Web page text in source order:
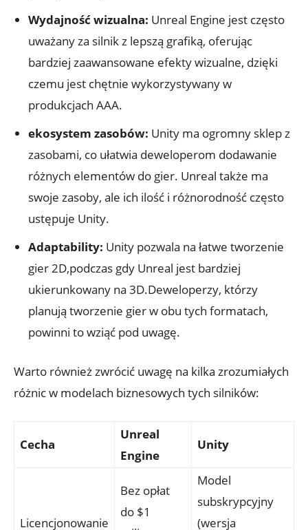
Wydajność wizualna: Unreal⁤ Engine jest​ często⁢
uważany za silnik z lepszą‍ grafiką, oferując
bardziej‍ zaawansowane efekty wizualne, dzięki
czemu jest chętnie wykorzystywany w
produkcjach AAA.
ekosystem zasobów: Unity ma‌ ogromny‌ sklep z
zasobami, co ułatwia deweloperom dodawanie
różnych elementów do gier. Unreal także ma
swoje zasoby, ale⁤ ich ⁢ilość i różnorodność często
‌ustępuje Unity.
Adaptability: Unity‌ pozwala‌ na⁤ łatwe tworzenie
gier 2D,podczas ​gdy Unreal jest bardziej
ukierunkowany na 3D.Deweloperzy, którzy
planują tworzenie gier w obu‍ tych formatach,
powinni to wziąć pod uwagę.
Warto​ również zwrócić uwagę na kilka zrozumiałych
różnic⁢ w⁢ modelach biznesowych tych silników:
Cecha
Unreal
Engine
Unity
Licencjonowanie
Bez opłat
do‌ $1
Model
subskrypcyjny
(wersja